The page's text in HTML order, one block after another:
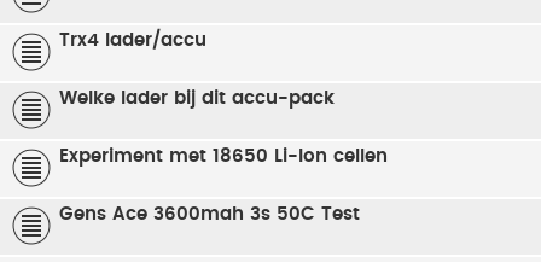
Trx4 lader/accu
Welke lader bij dit accu-pack
Experiment met 18650 Li-Ion cellen
Gens Ace 3600mah 3s 50C Test